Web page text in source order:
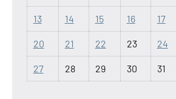
13 14 15 16 17
20 21 22 23 24
27 28 29 30 31